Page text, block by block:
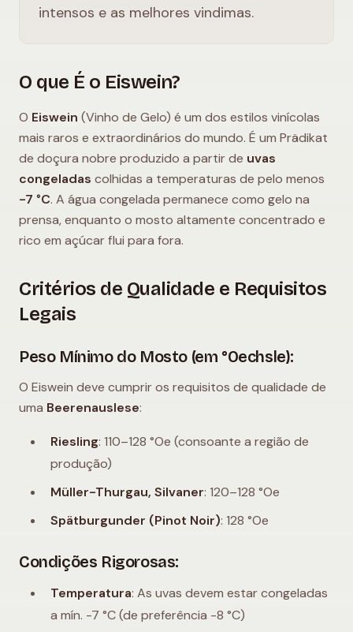
intensos e as melhores vindimas.
O que É o Eiswein?
O Eiswein (Vinho de Gelo) é um dos estilos vinícolas
mais raros e extraordinários do mundo. É um Prädikat
de doçura nobre produzido a partir de uvas
congeladas colhidas a temperaturas de pelo menos
-7 °C. A água congelada permanece como gelo na
prensa, enquanto o mosto altamente concentrado e
rico em açúcar flui para fora.
Critérios de Qualidade e Requisitos
Legais
Peso Mínimo do Mosto (em °Oechsle):
O Eiswein deve cumprir os requisitos de qualidade de
uma Beerenauslese:
Riesling: 110–128 °Oe (consoante a região de
produção)
Müller-Thurgau, Silvaner: 120–128 °Oe
Spätburgunder (Pinot Noir): 128 °Oe
Condições Rigorosas:
Temperatura: As uvas devem estar congeladas
a mín. -7 °C (de preferência -8 °C)